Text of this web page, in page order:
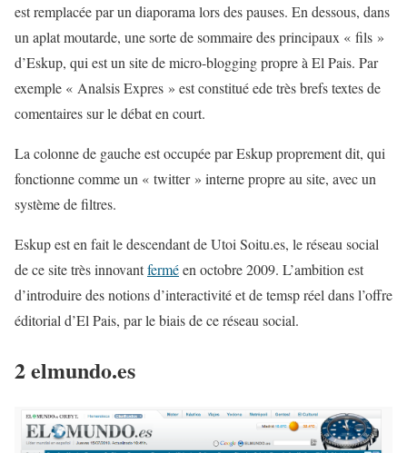
est remplacée par un diaporama lors des pauses. En dessous, dans
un aplat moutarde, une sorte de sommaire des principaux « fils »
d’Eskup, qui est un site de micro-blogging propre à El Pais. Par
exemple « Analsis Expres » est constitué ede très brefs textes de
comentaires sur le débat en court.
La colonne de gauche est occupée par Eskup proprement dit, qui
fonctionne comme un « twitter » interne propre au site, avec un
système de filtres.
Eskup est en fait le descendant de Utoi Soitu.es, le réseau social
de ce site très innovantferméen octobre 2009. L’ambition est
d’introduire des notions d’interactivité et de temsp réel dans l’offre
éditorial d’El Pais, par le biais de ce réseau social.
2 elmundo.es